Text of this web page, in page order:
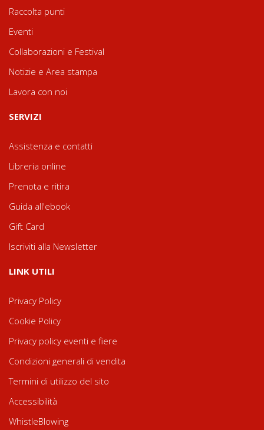
Raccolta punti
Eventi
Collaborazioni e Festival
Notizie e Area stampa
Lavora con noi
SERVIZI
Assistenza e contatti
Libreria online
Prenota e ritira
Guida all'ebook
Gift Card
Iscriviti alla Newsletter
LINK UTILI
Privacy Policy
Cookie Policy
Privacy policy eventi e fiere
Condizioni generali di vendita
Termini di utilizzo del sito
Accessibilità
WhistleBlowing